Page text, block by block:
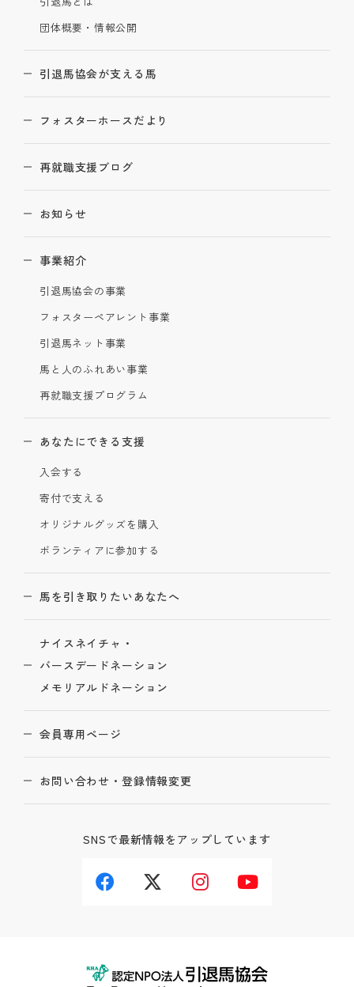
団体概要・情報公開
引退馬協会が支える馬
フォスターホースだより
再就職支援ブログ
お知らせ
事業紹介
引退馬協会の事業
フォスターペアレント事業
引退馬ネット事業
馬と人のふれあい事業
再就職支援プログラム
あなたにできる支援
入会する
寄付で支える
オリジナルグッズを購入
ボランティアに参加する
馬を引き取りたいあなたへ
ナイスネイチャ・
バースデードネーション
メモリアルドネーション
会員専用ページ
お問い合わせ・登録情報変更
SNSで最新情報をアップしています